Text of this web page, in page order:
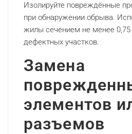
Изолируйте повреждённые
при обнаружении обрыва.
жилы сечением не менее
дефектных участков.
Замена
элементов
разъемов